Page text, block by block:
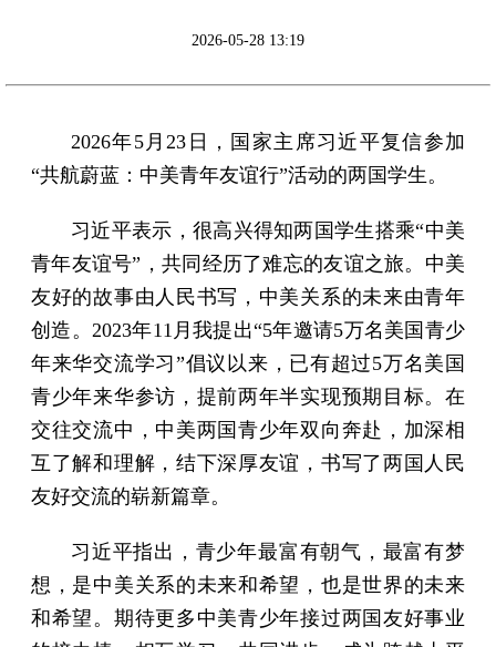
2026-05-28 13:19
2026年5月23日，国家主席习近平复信参加
“共航蔚蓝：中美青年友谊行”活动的两国学生。
习近平表示，很高兴得知两国学生搭乘“中美
青年友谊号”，共同经历了难忘的友谊之旅。中美
友好的故事由人民书写，中美关系的未来由青年
创造。2023年11月我提出“5年邀请5万名美国青少
年来华交流学习”倡议以来，已有超过5万名美国
青少年来华参访，提前两年半实现预期目标。在
交往交流中，中美两国青少年双向奔赴，加深相
互了解和理解，结下深厚友谊，书写了两国人民
友好交流的崭新篇章。
习近平指出，青少年最富有朝气，最富有梦
想，是中美关系的未来和希望，也是世界的未来
和希望。期待更多中美青少年接过两国友好事业